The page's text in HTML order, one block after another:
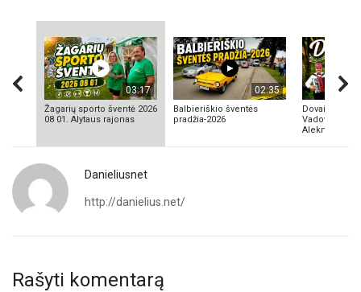
03:17
Žagarių sporto šventė 2026
08 01. Alytaus rajonas
02:35
Balbieriškio šventės
pradžia-2026
Dovainonių
Vadovas
Aleknavičius
Danieliusnet
http://danielius.net/
Rašyti komentarą